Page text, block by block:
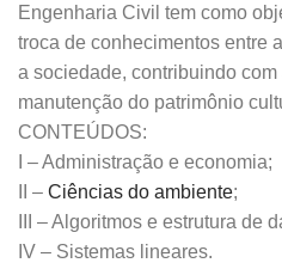
Engenharia Civil tem como
troca de conhecimentos entre
a sociedade, contribuindo
manutenção do patrimônio
CONTEÚDOS:
I – Administração e economia;
II – Ciências do ambiente;
III – Algoritmos e estrutura de
IV – Sistemas lineares.